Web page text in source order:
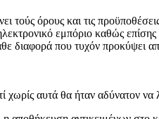
τούς όρους και τις
εμπόριο καθώς
διαφορά που τυχόν προκύψει
αυτά θα ήταν αδύνατον να